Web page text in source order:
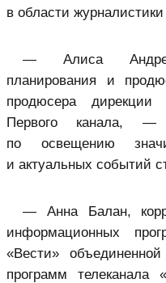
в области журналистики
— Алиса
планирования и
продюсера дирекции
Первого канала, —
по освещению
и актуальных событий
— Анна Балан,
информационных
«Вести»
программ